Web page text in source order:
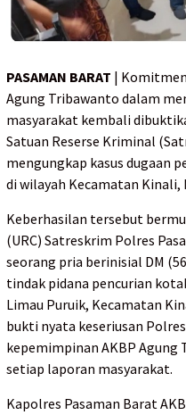
PASAMAN BARAT |
Agung Tribawanto dalam
masyarakat kembali
Satuan Reserse Kriminal
mengungkap kasus dugaan
di wilayah Kecamatan Kinali,
Keberhasilan tersebut
(URC) Satreskrim Polres
seorang pria berinisial DM
tindak pidana pencurian
Limau Puruik, Kecamatan
bukti nyata keseriusan
kepemimpinan AKBP
setiap laporan masyarakat.
Kapolres Pasaman Barat